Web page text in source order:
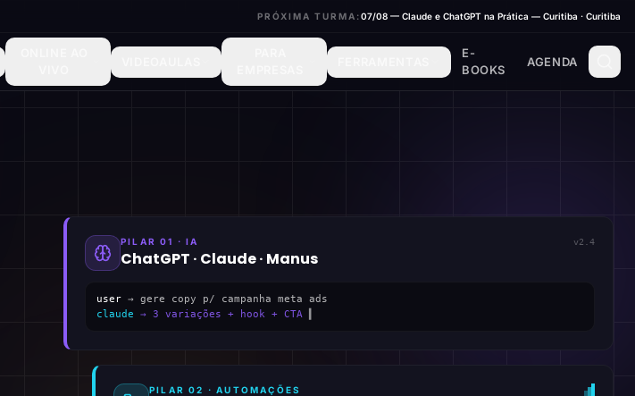
PRÓXIMA TURMA:07/08 — Claude e ChatGPT na Prática — Curitiba · Curitiba
E-
BOOKS
AGENDA
PILAR 01 · IA
ChatGPT · Claude · Manus
v2.4
user → gere copy p/ campanha meta ads
claude → 3 variações + hook + CTA
PILAR 02 · AUTOMAÇÕES